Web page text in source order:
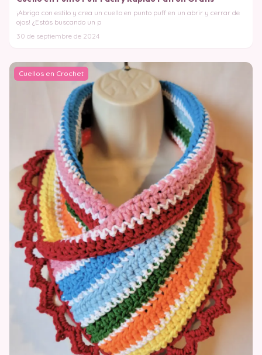
¡Abriga con estilo y crea un cuello en punto puff en un abrir y cerrar de
ojos! ¿Estás buscando un p
30 de septiembre de 2024
Cuellos en Crochet